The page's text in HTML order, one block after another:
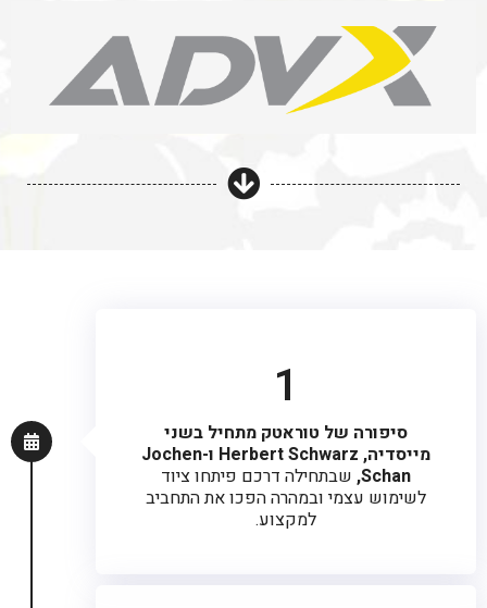
1
סיפורה של טוראטק מתחיל בשני
מייסדיה, Herbert Schwarz ו-Jochen
Schan, שבתחילה דרכם פיתחו ציוד
לשימוש עצמי ובמהרה הפכו את התחביב
למקצוע.